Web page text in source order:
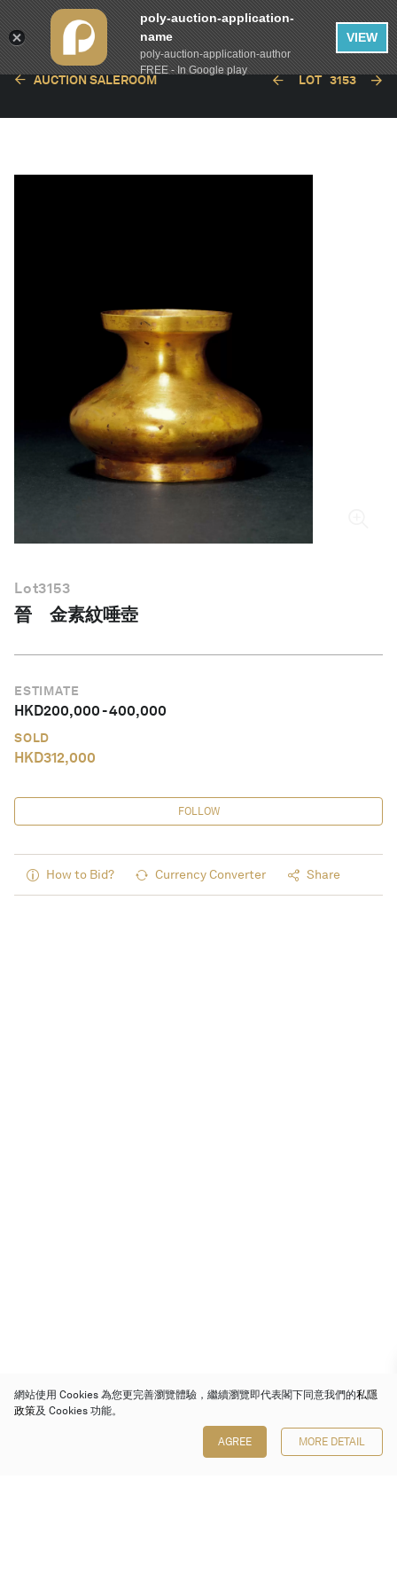
繁體中文
AUCTION SALEROOM LOT 3153
Lot3153
晉 金素紋唾壺
ESTIMATE
HKD200,000-400,000
SOLD
HKD312,000
FOLLOW
How to Bid? Currency Converter Share
網站使用 Cookies 為您更完善瀏覽體驗，繼續瀏覽即代表閣下同意我們的私隱
政策及 Cookies 功能。
AGREE MORE DETAIL
poly-auction-application-
name
poly-auction-application-author
FREE - In Google play
VIEW